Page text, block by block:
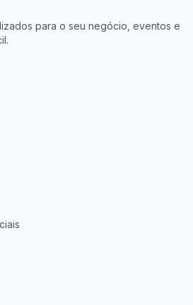
para o seu negócio, eventos e